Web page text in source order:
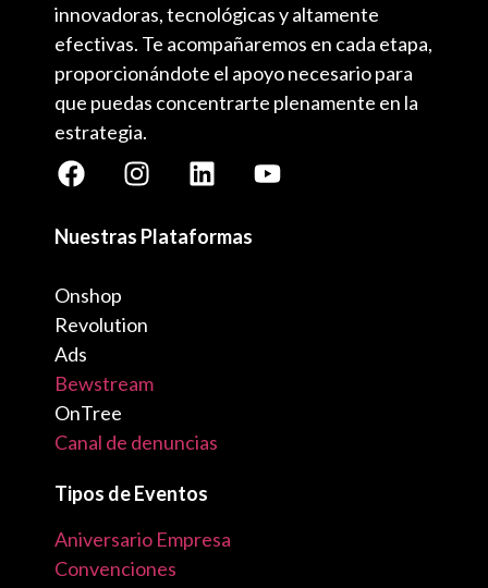
innovadoras, tecnológicas y altamente
efectivas. Te acompañaremos en cada etapa,
proporcionándote el apoyo necesario para
que puedas concentrarte plenamente en la
estrategia.
Nuestras Plataformas
Onshop
Revolution
Ads
Bewstream
OnTree
Canal de denuncias
Tipos de Eventos
Aniversario Empresa
Convenciones